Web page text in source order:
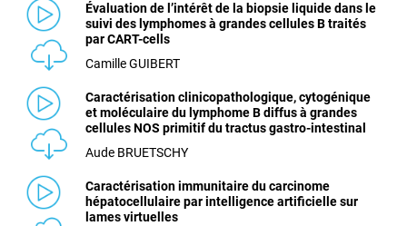
Évaluation de l’intérêt de la biopsie liquide dans le
suivi des lymphomes à grandes cellules B traités
par CART-cells
Camille GUIBERT
Caractérisation clinicopathologique, cytogénique
et moléculaire du lymphome B diffus à grandes
cellules NOS primitif du tractus gastro-intestinal
Aude BRUETSCHY
Caractérisation immunitaire du carcinome
hépatocellulaire par intelligence artificielle sur
lames virtuelles